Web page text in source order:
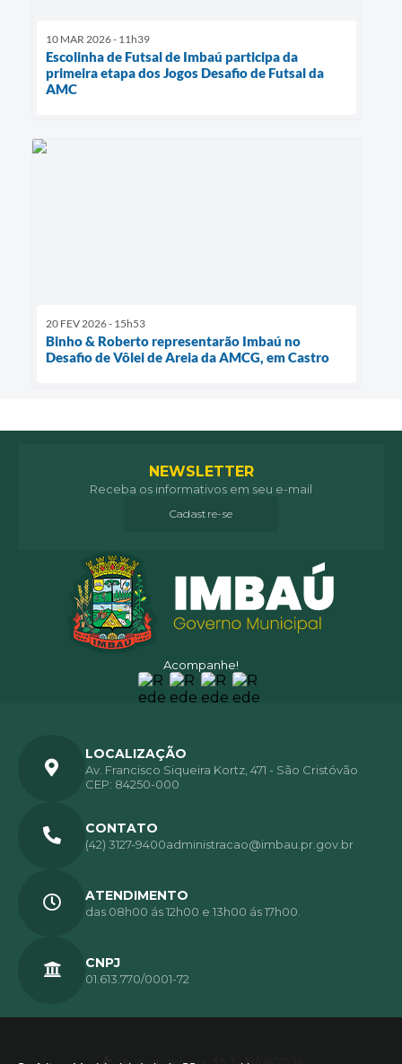
10 MAR 2026 - 11h39
Escolinha de Futsal de Imbaú participa da
primeira etapa dos Jogos Desafio de Futsal da
AMC
20 FEV 2026 - 15h53
Binho & Roberto representarão Imbaú no
Desafio de Vôlei de Areia da AMCG, em Castro
Acompanhe!
NEWSLETTER
Receba os informativos em seu e-mail
Cadastre-se
LOCALIZAÇÃO
Av. Francisco Siqueira Kortz, 471 - São Cristóvão
CEP: 84250-000
CONTATO
(42) 3127-9400administracao@imbau.pr.gov.br
ATENDIMENTO
das 08h00 ás 12h00 e 13h00 ás 17h00.
CNPJ
01.613.770/0001-72